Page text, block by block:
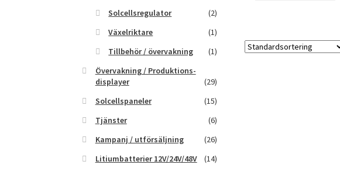
Solcellsregulator
(2)
Växelriktare
(1)
Tillbehör / övervakning
(1)
Övervakning / Produktions-
displayer
(29)
Solcellspaneler
(15)
Tjänster
(6)
Kampanj / utförsäljning
(26)
Litiumbatterier 12V/24V/48V
(14)